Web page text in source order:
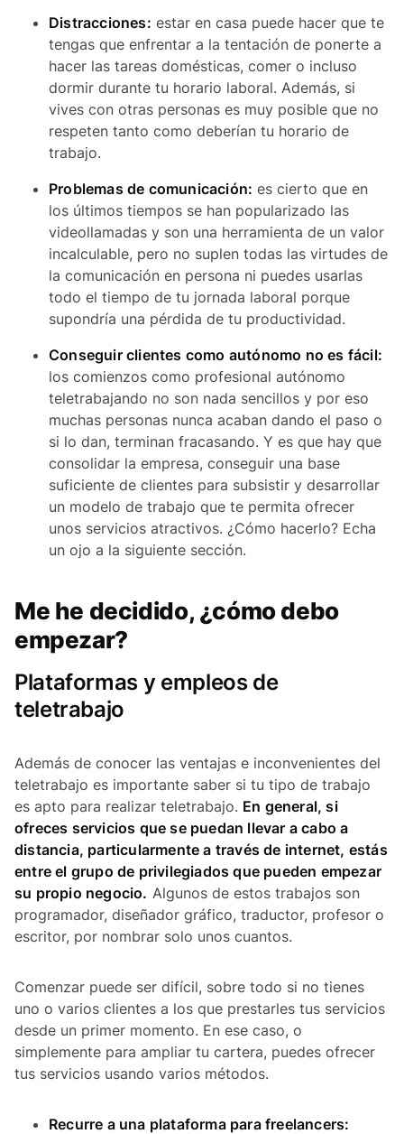
Distracciones: estar en casa puede hacer que te
tengas que enfrentar a la tentación de ponerte a
hacer las tareas domésticas, comer o incluso
dormir durante tu horario laboral. Además, si
vives con otras personas es muy posible que no
respeten tanto como deberían tu horario de
trabajo.
Problemas de comunicación: es cierto que en
los últimos tiempos se han popularizado las
videollamadas y son una herramienta de un valor
incalculable, pero no suplen todas las virtudes de
la comunicación en persona ni puedes usarlas
todo el tiempo de tu jornada laboral porque
supondría una pérdida de tu productividad.
Conseguir clientes como autónomo no es fácil:
los comienzos como profesional autónomo
teletrabajando no son nada sencillos y por eso
muchas personas nunca acaban dando el paso o
si lo dan, terminan fracasando. Y es que hay que
consolidar la empresa, conseguir una base
suficiente de clientes para subsistir y desarrollar
un modelo de trabajo que te permita ofrecer
unos servicios atractivos. ¿Cómo hacerlo? Echa
un ojo a la siguiente sección.
Me he decidido, ¿cómo debo
empezar?
Plataformas y empleos de
teletrabajo
Además de conocer las ventajas e inconvenientes del
teletrabajo es importante saber si tu tipo de trabajo
es apto para realizar teletrabajo. En general, si
ofreces servicios que se puedan llevar a cabo a
distancia, particularmente a través de internet, estás
entre el grupo de privilegiados que pueden empezar
su propio negocio. Algunos de estos trabajos son
programador, diseñador gráfico, traductor, profesor o
escritor, por nombrar solo unos cuantos.
Comenzar puede ser difícil, sobre todo si no tienes
uno o varios clientes a los que prestarles tus servicios
desde un primer momento. En ese caso, o
simplemente para ampliar tu cartera, puedes ofrecer
tus servicios usando varios métodos.
Recurre a una plataforma para freelancers: